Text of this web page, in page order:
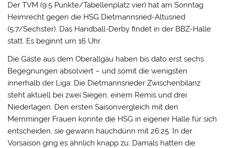
Der TVM (9:5 Punkte/Tabellenplatz vier) hat am Sonntag
Heimrecht gegen die HSG Dietmannsried-Altusried
(5:7/Sechster). Das Handball-Derby findet in der BBZ-Halle
statt. Es beginnt um 16 Uhr.
Die Gäste aus dem Oberallgäu haben bis dato erst sechs
Begegnungen absolviert – und somit die wenigsten
innerhalb der Liga: Die Dietmannsrieder Zwischenbilanz
steht aktuell bei zwei Siegen, einem Remis und drei
Niederlagen. Den ersten Saisonvergleich mit den
Memminger Frauen konnte die HSG in eigener Halle für sich
entscheiden, sie gewann hauchdünn mit 26:25. In der
Vorsaison ging es ähnlich knapp zu: Damals hatten die